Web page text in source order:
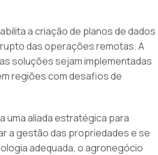
a criação de planos de dados
das operações remotas. A
soluções sejam implementadas
regiões com desafios de
uma aliada estratégica para
a gestão das propriedades e se
adequada, o agronegócio